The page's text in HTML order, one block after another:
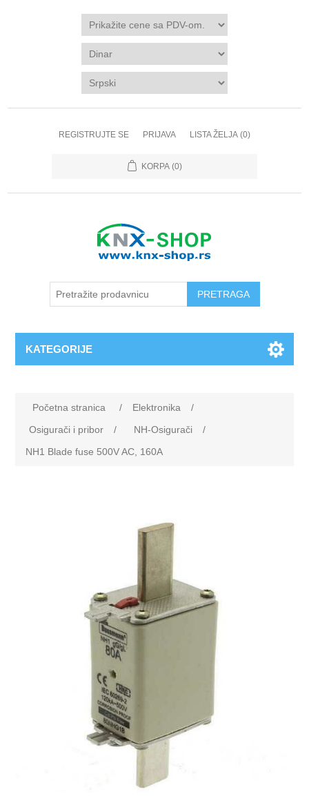
REGISTRUJTE SE PRIJAVA LISTA ŽELJA (0)
KORPA (0)
KATEGORIJE
Početna stranica / Elektronika
/
Osigurači i pribor
/ NH-Osigurači
/
NH1 Blade fuse 500V AC, 160A